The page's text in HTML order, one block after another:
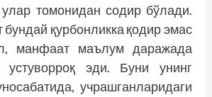
улар томонидан содир бўлади.
қурбонликка қодир эмас
манфаат маълум даражада
устуворроқ эди. Буни унинг
учрашганларидаги